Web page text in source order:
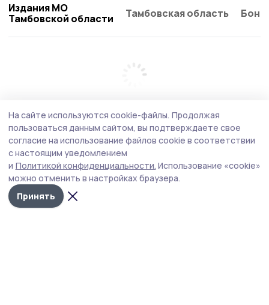
Издания МО
Тамбовской области
Тамбовская область
На сайте используются cookie-файлы. Продолжая
пользоваться данным сайтом, вы подтверждаете свое
согласие на использование файлов cookie в соответствии
с настоящим уведомлением
и Политикой конфиденциальности. Использование «cookie»
можно отменить в настройках браузера.
Принять